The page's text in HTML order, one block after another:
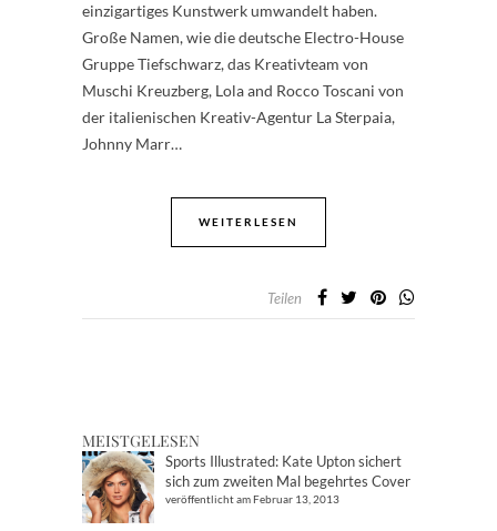
einzigartiges Kunstwerk umwandelt haben.
Große Namen, wie die deutsche Electro-House
Gruppe Tiefschwarz, das Kreativteam von
Muschi Kreuzberg, Lola and Rocco Toscani von
der italienischen Kreativ-Agentur La Sterpaia,
Johnny Marr…
WEITERLESEN
Teilen
MEISTGELESEN
Sports Illustrated: Kate Upton sichert
sich zum zweiten Mal begehrtes Cover
veröffentlicht am Februar 13, 2013